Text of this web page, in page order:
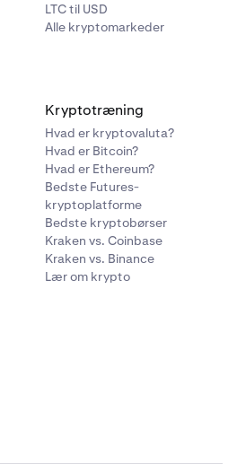
LTC til USD
Alle kryptomarkeder
Kryptotræning
Hvad er kryptovaluta?
Hvad er Bitcoin?
Hvad er Ethereum?
Bedste Futures-
kryptoplatforme
Bedste kryptobørser
Kraken vs. Coinbase
Kraken vs. Binance
Lær om krypto